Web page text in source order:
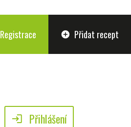
Registrace add_circle Přidat recept
login Přihlášení